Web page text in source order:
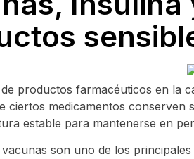
productos farmacéuticos en la
ciertos medicamentos
estable para mantenerse en
vacunas son uno de los